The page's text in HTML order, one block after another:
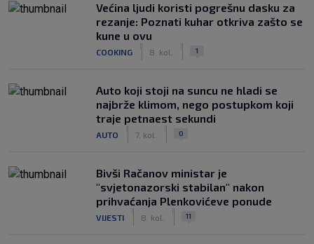
Većina ljudi koristi pogrešnu dasku za
rezanje: Poznati kuhar otkriva zašto se
kune u ovu
COOKING 8. kol. 1
Auto koji stoji na suncu ne hladi se
najbrže klimom, nego postupkom koji
traje petnaest sekundi
AUTO 7. kol. 0
Bivši Račanov ministar je
"svjetonazorski stabilan" nakon
prihvaćanja Plenkovićeve ponude
VIJESTI 8. kol. 11